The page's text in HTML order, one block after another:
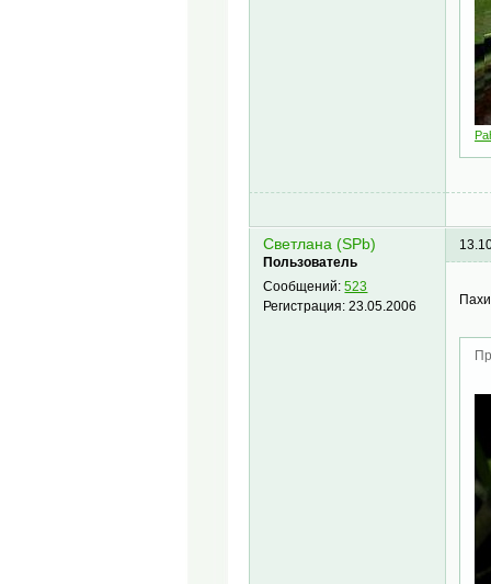
Светлана (SPb)
Пользователь
Сообщений:523
Регистрация:23.05.2006